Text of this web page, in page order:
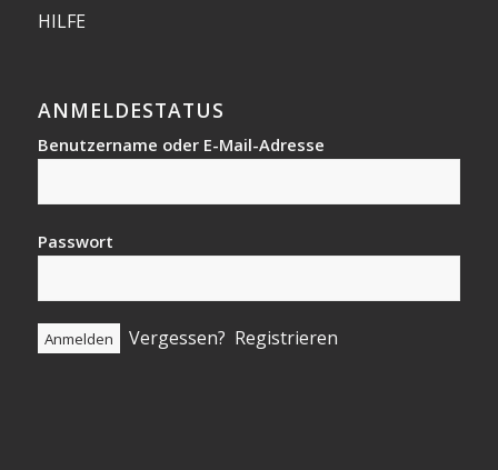
HILFE
ANMELDESTATUS
Benutzername oder E-Mail-Adresse
Passwort
Vergessen? Registrieren